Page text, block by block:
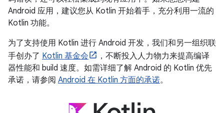
Android 应用，建议您从 Kotlin 开始着手，充分利用一流的
Kotlin 功能。
为了支持使用 Kotlin 进行 Android 开发，我们和另一组织联
手创办了 Kotlin 基金会
，不断投入人力物力来提高编译
器性能和 build 速度。如需详细了解 Android 的 Kotlin 优先
承诺，请参阅 Android 在 Kotlin 方面的承诺。